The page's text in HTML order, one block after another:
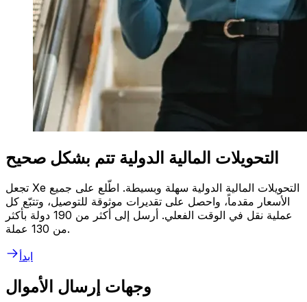
التحويلات المالية الدولية تتم بشكل صحيح
تجعل Xe التحويلات المالية الدولية سهلة وبسيطة. اطّلع على جميع
الأسعار مقدماً، واحصل على تقديرات موثوقة للتوصيل، وتتبّع كل
عملية نقل في الوقت الفعلي. أرسل إلى أكثر من 190 دولة بأكثر
من 130 عملة.
ابدأ
وجهات إرسال الأموال